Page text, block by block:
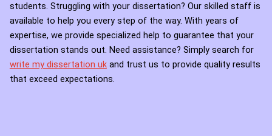
students. Struggling with your dissertation? Our skilled staff is
available to help you every step of the way. With years of
expertise, we provide specialized help to guarantee that your
dissertation stands out. Need assistance? Simply search for
write my dissertation ukand trust us to provide quality results
that exceed expectations.